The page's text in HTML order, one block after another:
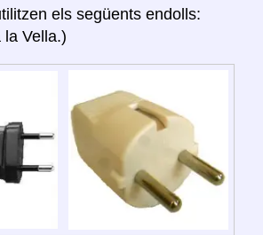
els següents endolls:
la Vella.)